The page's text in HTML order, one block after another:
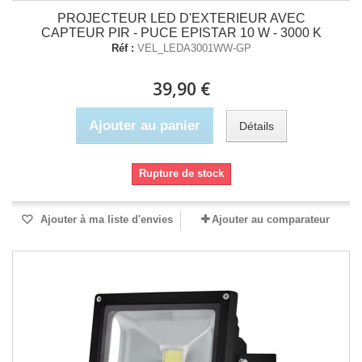
PROJECTEUR LED D'EXTERIEUR AVEC
CAPTEUR PIR - PUCE EPISTAR 10 W - 3000 K
Réf : VEL_LEDA3001WW-GP
39,90 €
Ajouter au panier Détails
Rupture de stock
Ajouter à ma liste d'envies Ajouter au comparateur